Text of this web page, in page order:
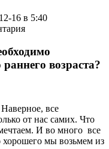
16 в 5:40
возраста?
все
от нас самих. Что
И во много все
хорошего мы возьмем из